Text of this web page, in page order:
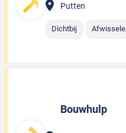
Putten
Dichtbij
Bouwhulp